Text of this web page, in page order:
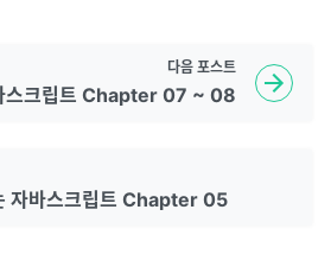
자바스크립트 Chapter 05
다음 포스트
스크립트 Chapter 07 ~ 08